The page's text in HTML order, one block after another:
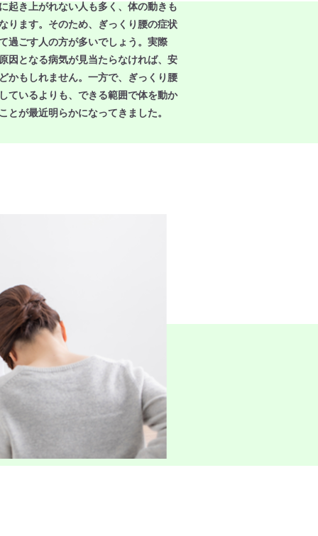
起き上がれない人も多く、体の動きも
ります。そのため、ぎっくり腰の症状
過ごす人の方が多いでしょう。実際
因となる病気が見当たらなければ、安
かもしれません。一方で、ぎっくり腰
ているよりも、できる範囲で体を動か
とが最近明らかになってきました。